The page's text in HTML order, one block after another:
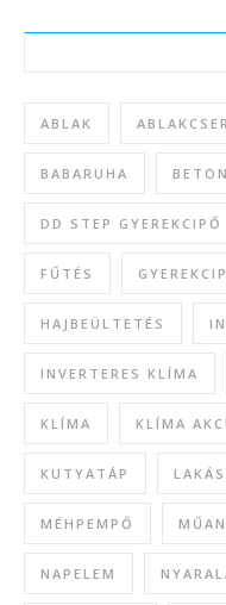
ABLAK
BABARUHA
DD STEP GYEREKCIPŐ
FŰTÉS
HAJBEÜLTETÉS
INVERTERES KLÍMA
KLÍMA KLÍMA
KUTYATÁP
MÉHPEMPŐ
NAPELEM